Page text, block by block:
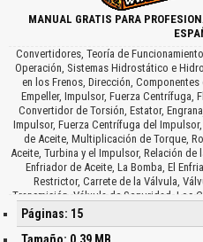
MANUAL GRATIS PARA
Convertidores, Teoría de
Operación, Sistemas Hidrostático e
en los Frenos, Dirección,
Empeller, Impulsor, Fuerza Centrífuga,
Convertidor de Torsión, Estator,
Impulsor, Fuerza Centrífuga del
de Aceite, Multiplicación de Torque,
Aceite, Turbina y el Impulsor, Relación
Enfriador de Aceite, La Bomba, El
Restrictor, Carrete de la Válvula,
Transmisión, Válvula de Seguridad, Los
de Cambio, Las Ruedas, Ajustes
Fallas, El Propio Convertidor, El
Revisiones de Conjunto,
Páginas: 15
Tamaño: 0.39 MB